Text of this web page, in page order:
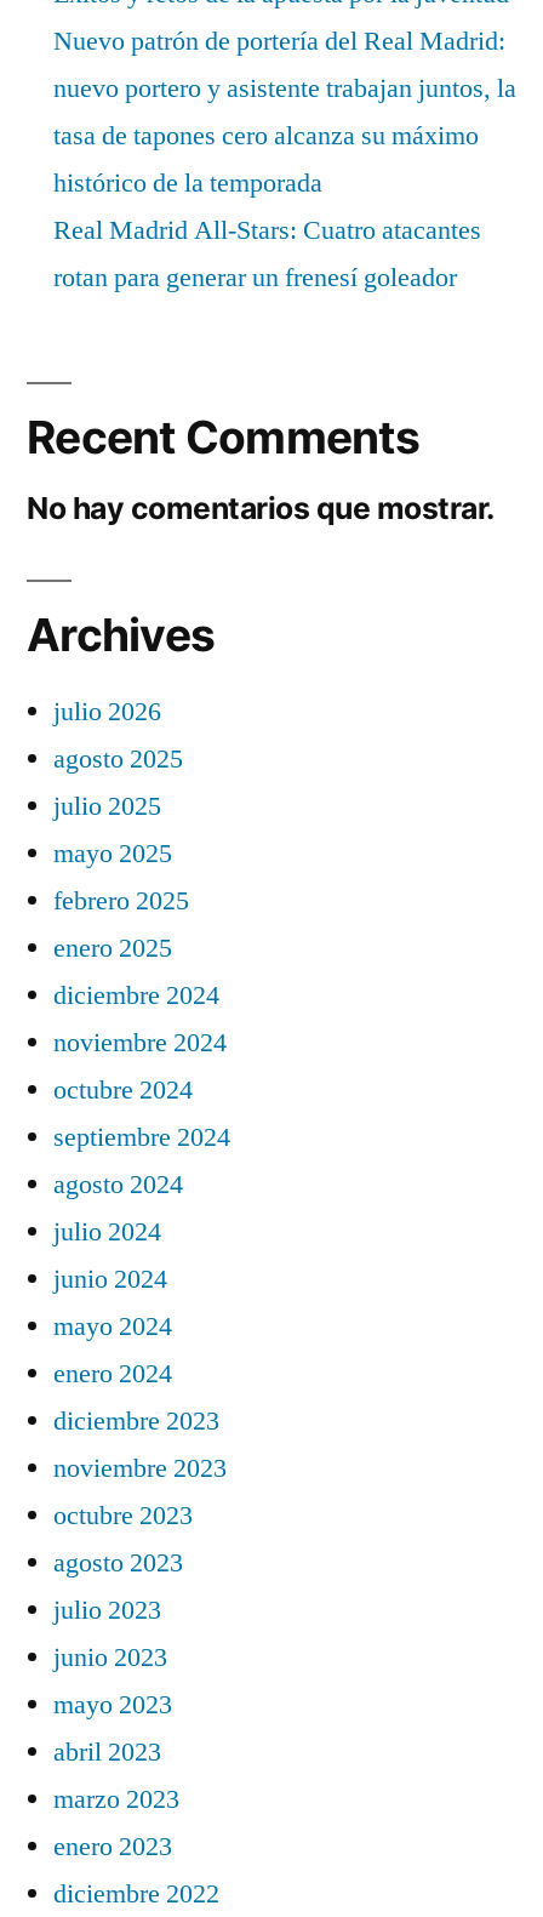
Nuevo patrón de portería del Real Madrid:
nuevo portero y asistente trabajan juntos, la
tasa de tapones cero alcanza su máximo
histórico de la temporada
Real Madrid All-Stars: Cuatro atacantes
rotan para generar un frenesí goleador
Recent Comments
No hay comentarios que mostrar.
Archives
julio 2026
agosto 2025
julio 2025
mayo 2025
febrero 2025
enero 2025
diciembre 2024
noviembre 2024
octubre 2024
septiembre 2024
agosto 2024
julio 2024
junio 2024
mayo 2024
enero 2024
diciembre 2023
noviembre 2023
octubre 2023
agosto 2023
julio 2023
junio 2023
mayo 2023
abril 2023
marzo 2023
enero 2023
diciembre 2022